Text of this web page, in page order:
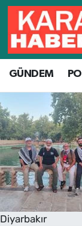
GÜNDEM
Diyarbakır
Hava
Trafik
Süper
Tüm
Son
Haber